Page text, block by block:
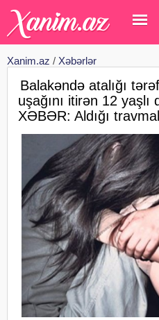
Xanim.az / Xəbərlər
Balakəndə atalığı
uşağını itirən 12
XƏBƏR: Aldığı